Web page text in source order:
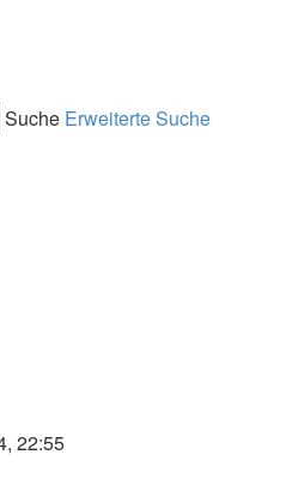
Suche Erweiterte Suche
22:55